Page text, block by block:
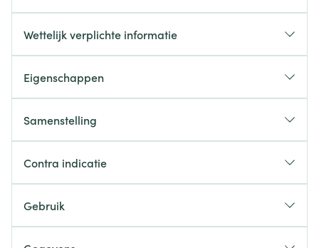
Wettelijk verplichte informatie
Eigenschappen
Samenstelling
Contra indicatie
Gebruik